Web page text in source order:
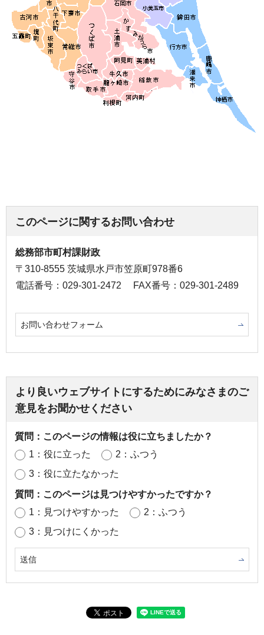
このページに関するお問い合わせ
総務部市町村課財政
〒310-8555 茨城県水戸市笠原町978番6
電話番号：029-301-2472
FAX番号：029-301-2489
お問い合わせフォーム
より良いウェブサイトにするためにみなさまのご
意見をお聞かせください
質問：このページの情報は役に立ちましたか？
1：役に立った
2：ふつう
3：役に立たなかった
質問：このページは見つけやすかったですか？
1：見つけやすかった
2：ふつう
3：見つけにくかった